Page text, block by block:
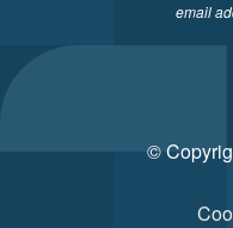
email
©